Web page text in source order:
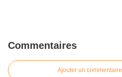
Commentaires
Ajouter un commentaire